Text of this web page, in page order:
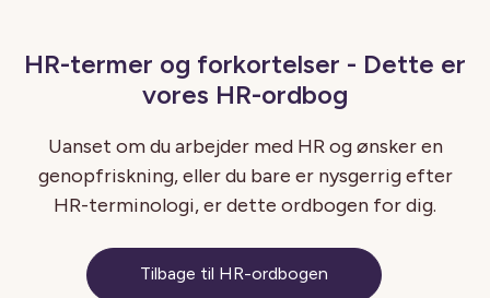
HR-termer og forkortelser - Dette er
vores HR-ordbog
Uanset om du arbejder med HR og ønsker en
genopfriskning, eller du bare er nysgerrig efter
HR-terminologi, er dette ordbogen for dig.
Tilbage til HR-ordbogen